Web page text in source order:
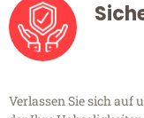
Verlassen Sie sich auf